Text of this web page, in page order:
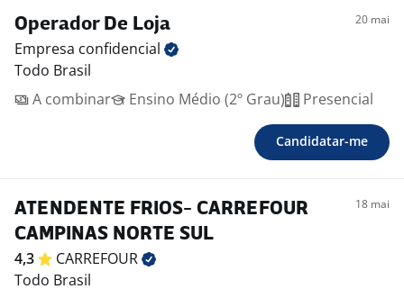
Operador De Loja 20 mai
Empresa confidencial
Todo Brasil
A combinar
Ensino Médio (2º Grau) Presencial
Candidatar-me
ATENDENTE FRIOS- CARREFOUR
CAMPINAS NORTE SUL
18 mai
4,3
CARREFOUR
Todo Brasil